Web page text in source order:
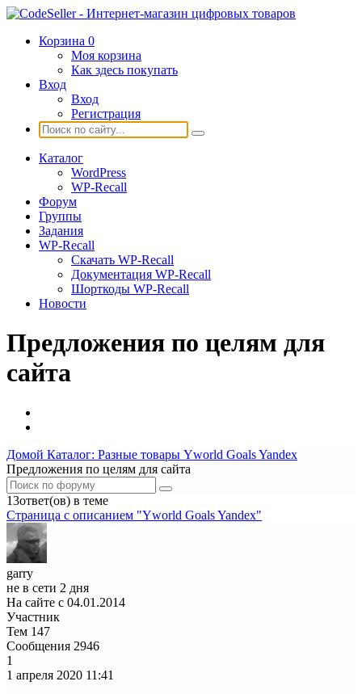
Корзина 0
Моя корзина
Как здесь покупать
Вход
Вход
Регистрация
Каталог
WordPress
WP-Recall
Форум
Группы
Задания
WP-Recall
Скачать WP-Recall
Документация WP-Recall
Шорткоды WP-Recall
Новости
Предложения по целям для
сайта
Домой Каталог: Разные товары Yworld Goals Yandex
Предложения по целям для сайта
13ответ(ов) в теме
Страница c описанием "Yworld Goals Yandex"
garry
не в сети 2 дня
На сайте с 04.01.2014
Участник
Тем 147
Сообщения 2946
1
1 апреля 2020 11:41